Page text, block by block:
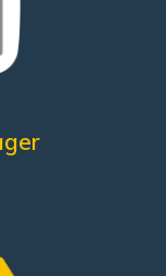
dei prodotti
Vendite